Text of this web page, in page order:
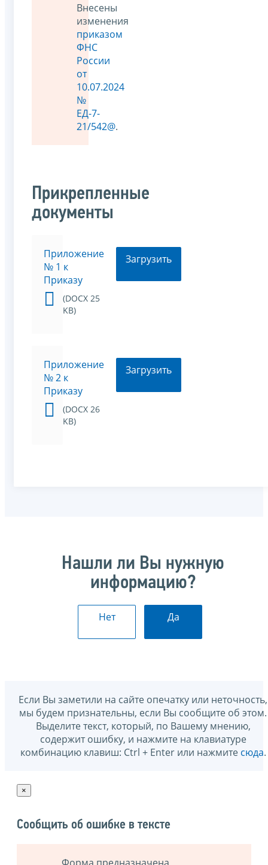
Внесены
изменения
приказом
ФНС
России
от
10.07.2024
№
ЕД-7-
21/542@.
Прикрепленные
документы
Приложение
№ 1 к
Приказу
(DOCX 25
KB)
Загрузить
Приложение
№ 2 к
Приказу
(DOCX 26
KB)
Загрузить
Нашли ли Вы нужную
информацию?
Нет Да
Если Вы заметили на сайте опечатку или неточность,
мы будем признательны, если Вы сообщите об этом.
Выделите текст, который, по Вашему мнению,
содержит ошибку, и нажмите на клавиатуре
комбинацию клавиш: Ctrl + Enter или нажмите сюда.
×
Сообщить об ошибке в тексте